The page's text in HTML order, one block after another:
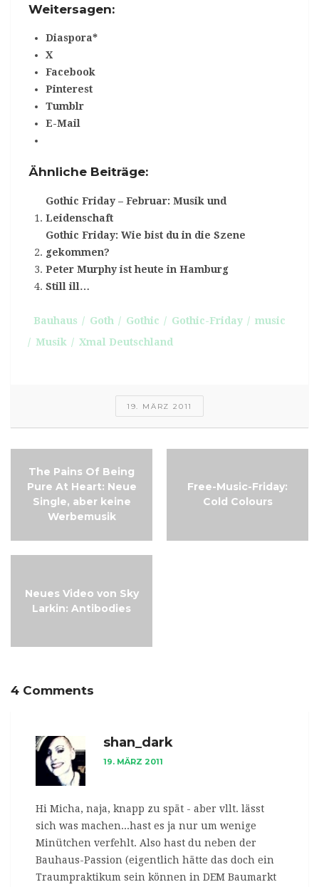
Weitersagen:
Diaspora*
X
Facebook
Pinterest
Tumblr
E-Mail
Ähnliche Beiträge:
Gothic Friday – Februar: Musik und
Leidenschaft
Gothic Friday: Wie bist du in die Szene
gekommen?
Peter Murphy ist heute in Hamburg
Still ill…
Bauhaus Goth Gothic Gothic-Friday
music
Musik
Xmal Deutschland
19. MÄRZ 2011
The Pains Of Being
Pure At Heart: Neue
Single, aber keine
Werbemusik
Free-Music-Friday:
Cold Colours
Neues Video von Sky
Larkin: Antibodies
4 Comments
shan_dark
19. MÄRZ 2011
Hi Micha, naja, knapp zu spät - aber vllt. lässt
sich was machen...hast es ja nur um wenige
Minütchen verfehlt. Also hast du neben der
Bauhaus-Passion (eigentlich hätte das doch ein
Traumpraktikum sein können in DEM Baumarkt